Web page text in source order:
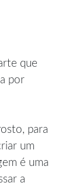
que
por
para
um
é uma
a